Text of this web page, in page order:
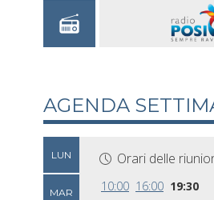
AGENDA
LUN
MAR
Orari delle
10:00 16:00 19:30